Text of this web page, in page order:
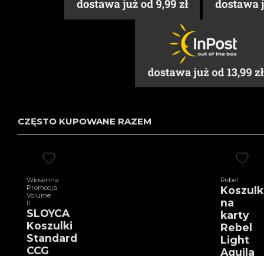
CZĘSTO KUPOWANE RAZEM
Wiosenna
Promocja
Volume
II
SLOYCA
Koszulki
Standard
CCG
Rebel
na
karty
Rebel
Light
Aquila